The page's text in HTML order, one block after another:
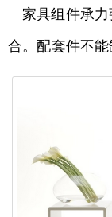
家具组件承
合。配套件不能